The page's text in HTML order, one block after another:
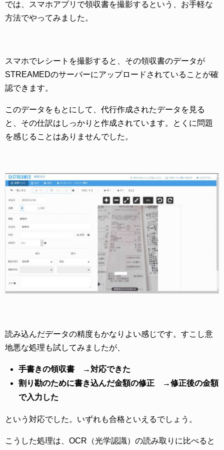
では、スマホアプリで領収書を撮影するという、お手軽な
方法でやってみました。
スマホでレシートを撮影すると、その領収書のデータが
STREAMEDのサーバーにアップロードされていることが確
認できます。
このデータをもとにして、代行作成されたデータを見る
と、その仕訳はしっかりと作成されています。とくに問題
を感じることはありませんでした。
読み込んだデータの精度もかなりよい感じです。すこし意
地悪な処理も試してみましたが、
手書きの領収書 →対応できた
割り勘のために書き込んだ金額の修正 →修正後の金額
で入力した
という対応でした。いずれも合格といえるでしょう。
こうした処理は、OCR（光学認識）の読み取りに比べると